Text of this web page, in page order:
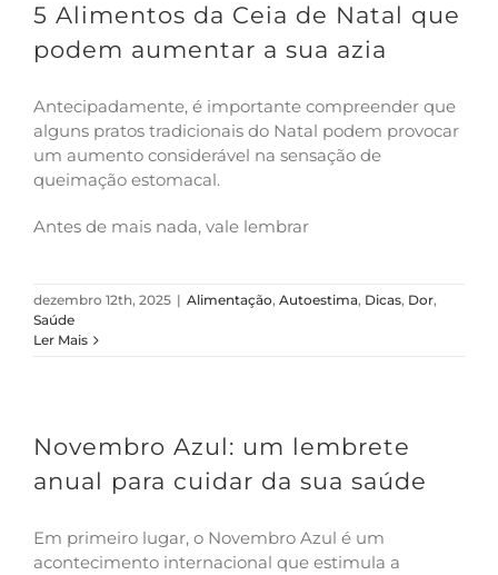
5 Alimentos da Ceia de Natal que
podem aumentar a sua azia
Antecipadamente, é importante compreender que
alguns pratos tradicionais do Natal podem provocar
um aumento considerável na sensação de
queimação estomacal.
Antes de mais nada, vale lembrar
dezembro 12th, 2025 | Alimentação, Autoestima, Dicas, Dor,
Saúde
Ler Mais
Novembro Azul: um lembrete
anual para cuidar da sua saúde
Em primeiro lugar, o Novembro Azul é um
acontecimento internacional que estimula a